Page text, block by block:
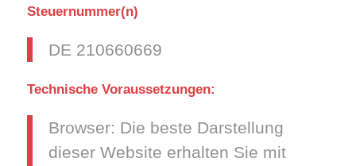
Steuernummer(n)
DE 210660669
Technische Voraussetzungen:
Browser: Die beste Darstellung
dieser Website erhalten Sie mit